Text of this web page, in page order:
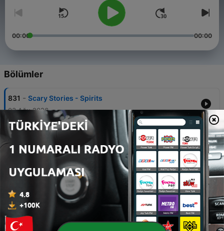
00:00 00:00
Bölümler
831 - Scary Stories - Spirits
03 Ağu 2026
830 - Scary Stories - Scorned
Scary Stories - The Boundary
07 Ağu 2026
828 - Scary Stories - Epidemic
05 Ağu 2026
827 Scary Stories - The Fort